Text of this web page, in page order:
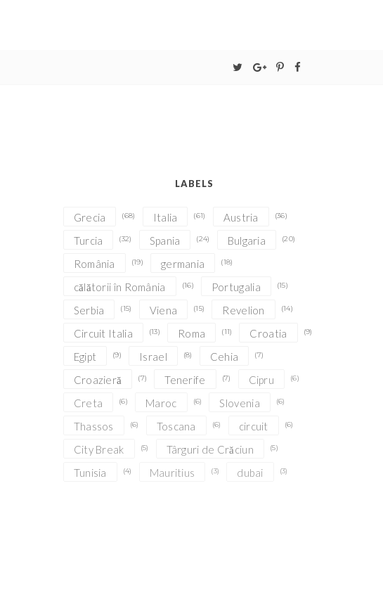
LABELS
Grecia (68) Italia (61) Austria (36)
Turcia (32) Spania (24) Bulgaria (20)
România (19) germania (18)
călătorii în România (16) Portugalia (15)
Serbia (15) Viena (15) Revelion (14)
Circuit Italia (13) Roma (11) Croatia (9)
Egipt (9) Israel (8) Cehia (7)
Croazieră (7) Tenerife (7) Cipru (6)
Creta (6) Maroc (6) Slovenia (6)
Thassos (6) Toscana (6) circuit (6)
City Break (5) Târguri de Crăciun (5)
Tunisia (4) Mauritius (3) dubai (3)